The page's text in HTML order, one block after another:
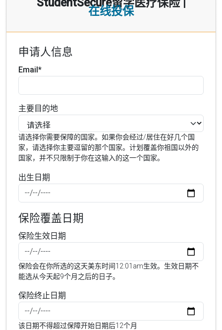
StudentSecure留学医疗保险 |
在线投保
申请人信息
Email*
主要目的地
请选择你需要保障的国家。如果你会经过/居住在好几个国
家，请选择你主要逗留的那个国家。计划覆盖你祖国以外的
国家，并不只限制于你在这输入的这一个国家。
出生日期
保险覆盖日期
保险生效日期
保险会在你所选的这天美东时间12:01am生效。生效日期不
能选从今天起9个月之后的日子。
保险终止日期
该日期不得超过保障开始日期后12个月